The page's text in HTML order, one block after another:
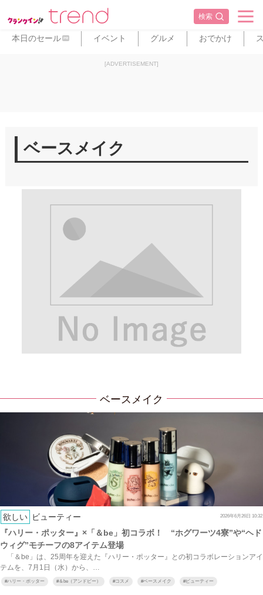
検索
本日のセール PR イベント グルメ おでかけ
[ADVERTISEMENT]
ベースメイク
ベースメイク
欲しい ビューティー 2026年6月26日 10:32
『ハリー・ポッター』×「＆be」初コラボ！ “ホグワーツ4寮”や“ヘド
ウィグ”モチーフの8アイテム登場
「＆be」は、25周年を迎えた『ハリー・ポッター』との初コラボレーションアイ
テムを、7月1日（水）から、…
#ハリー・ポッター #＆be（アンドビー） #コスメ #ベースメイク #ビューティー